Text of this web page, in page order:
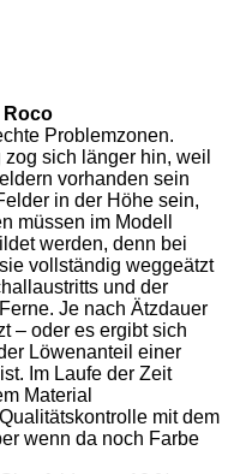
Roco
Problemzonen.
sich länger hin, weil
vorhanden sein
in der Höhe sein,
müssen im Modell
werden, denn bei
vollständig weggeätzt
und der
Je nach Ätzdauer
– oder es ergibt sich
Löwenanteil einer
Im Laufe der Zeit
Material
mit dem
wenn da noch Farbe